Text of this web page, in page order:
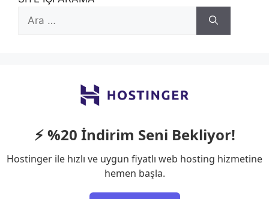
ara
⚡ %20 İndirim Seni Bekliyor!
Hostinger ile hızlı ve uygun fiyatlı web hosting hizmetine
hemen başla.